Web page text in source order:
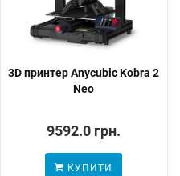
3D принтер Anycubic Kobra 2
Neo
9592.0 грн.
КУПИТИ